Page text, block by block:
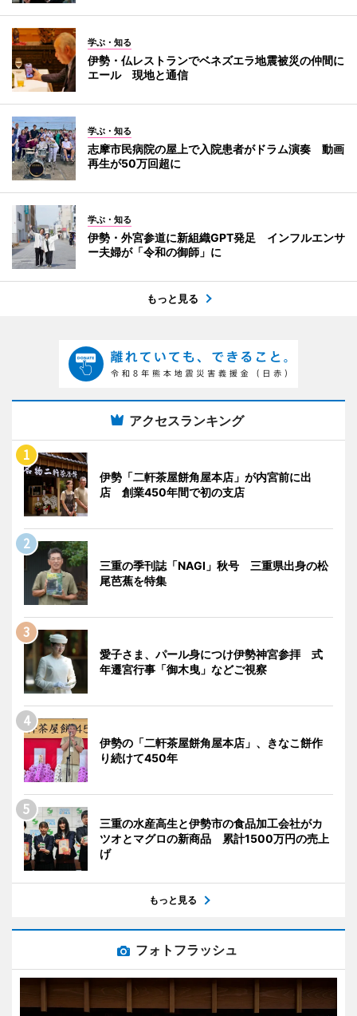
学ぶ・知る
伊勢・仏レストランでベネズエラ地震被災の仲間に
エール 現地と通信
学ぶ・知る
志摩市民病院の屋上で入院患者がドラム演奏 動画
再生が50万回超に
学ぶ・知る
伊勢・外宮参道に新組織GPT発足 インフルエンサ
ー夫婦が「令和の御師」に
もっと見る
アクセスランキング
伊勢「二軒茶屋餅角屋本店」が内宮前に出
店 創業450年間で初の支店
三重の季刊誌「NAGI」秋号 三重県出身の松
尾芭蕉を特集
愛子さま、パール身につけ伊勢神宮参拝 式
年遷宮行事「御木曳」などご視察
伊勢の「二軒茶屋餅角屋本店」、きなこ餅作
り続けて450年
三重の水産高生と伊勢市の食品加工会社がカ
ツオとマグロの新商品 累計1500万円の売上
げ
もっと見る
フォトフラッシュ